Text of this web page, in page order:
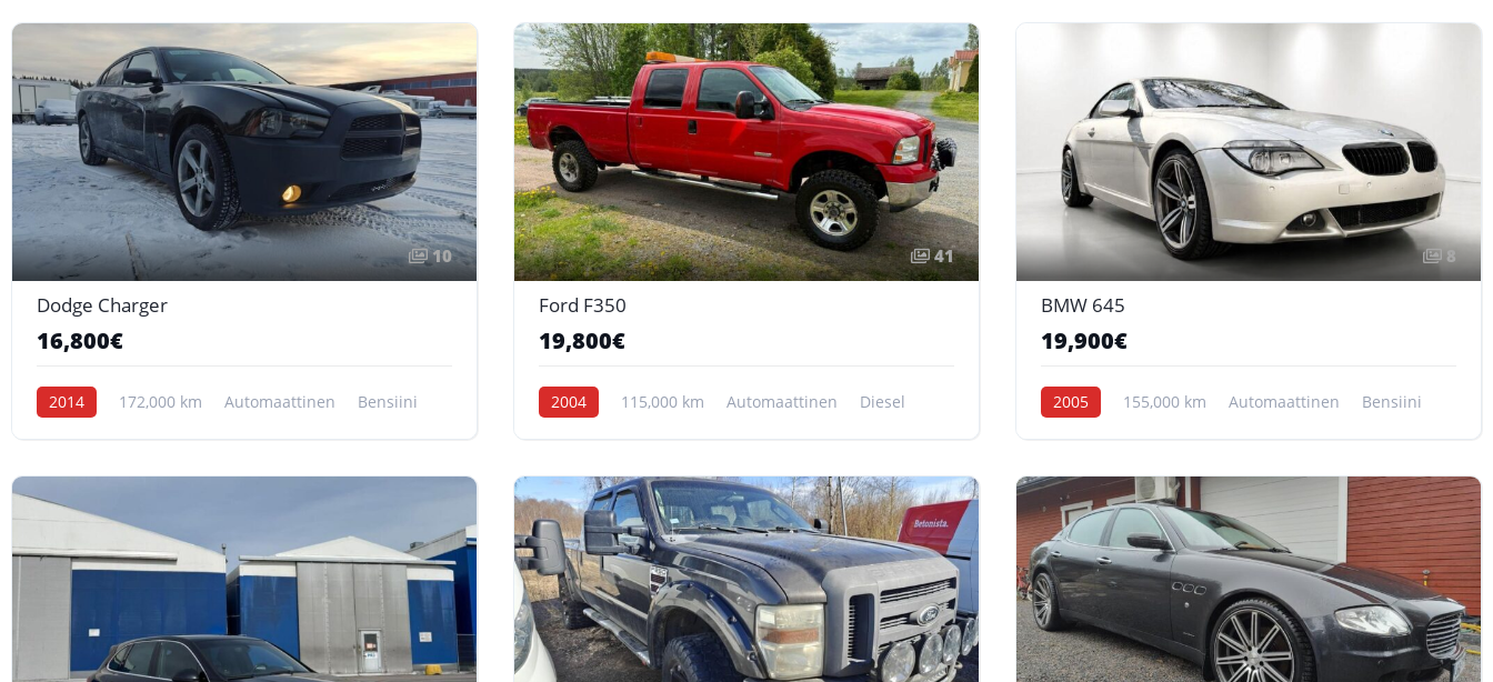
10
Dodge Charger
16,800€
2014 172,000 km Automaattinen Bensiini
41
Ford F350
19,800€
2004 115,000 km Automaattinen Diesel
8
BMW 645
19,900€
2005 155,000 km Automaattinen Bensiini